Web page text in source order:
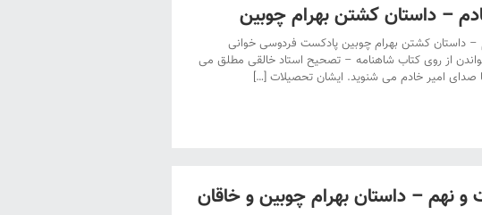
– داستان کشتن بهرام چوبین
کشتن بهرام چوبین پادکست فردوسی خوانی
از روی کتاب شاهنامه – تصحیح استاد خالقی مطلق می
صدای امیر خادم می شنوید. ایشان تحصیلات […]
– داستان بهرام چوبین و خاقان